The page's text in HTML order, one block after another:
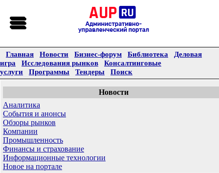
Главная Новости Бизнес-форум Библиотека
Деловая
игра
Исследования рынков
Консалтинговые
услуги
Программы Тендеры Поиск
Новости
Аналитика
События и анонсы
Обзоры рынков
Компании
Промышленность
Финансы и страхование
Информационные технологии
Новое на портале